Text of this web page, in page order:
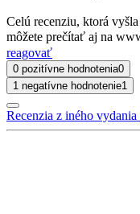
Celú recenziu, ktorá
môžete prečítať aj na
reagovať
0 pozitívne hodnotenia0
1 negatívne hodnotenie1
Recenzia z iného